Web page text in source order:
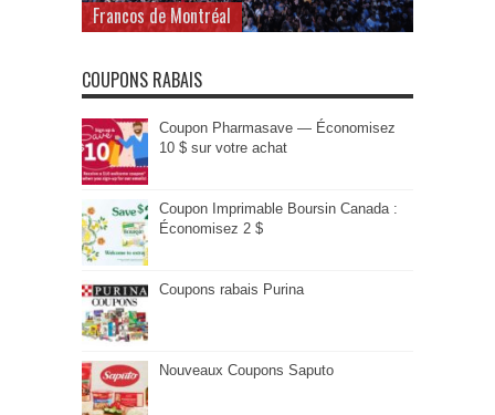
Francos de Montréal
COUPONS RABAIS
Coupon Pharmasave — Économisez
10 $ sur votre achat
Coupon Imprimable Boursin Canada :
Économisez 2 $
Coupons rabais Purina
Nouveaux Coupons Saputo